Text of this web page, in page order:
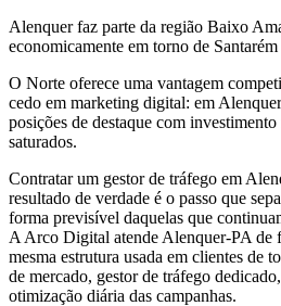
Alenquer faz parte da região Baixo
economicamente em torno de
O Norte oferece uma vantagem
cedo em marketing digital: em
posições de destaque com
saturados.
Contratar um gestor de tráfego em
resultado de verdade é o passo que
forma previsível daquelas que
A Arco Digital atende Alenquer-PA de
mesma estrutura usada em clientes de
de mercado, gestor de tráfego
otimização diária das campanhas.